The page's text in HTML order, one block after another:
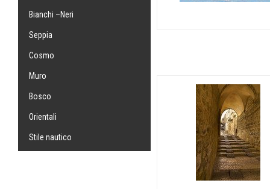
Bianchi –Neri
Seppia
Cosmo
Muro
Bosco
Orientali
Stile nautico